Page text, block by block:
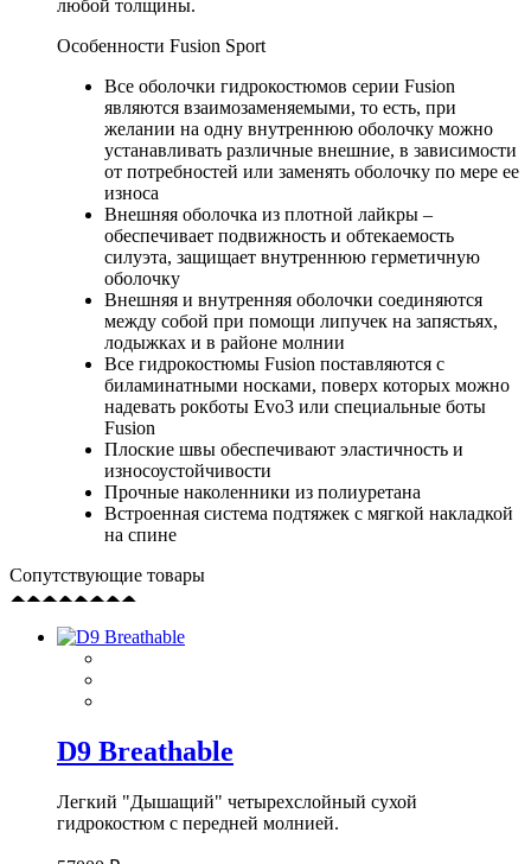
любой толщины.
Особенности Fusion Sport
Все оболочки гидрокостюмов серии Fusion
являются взаимозаменяемыми, то есть, при
желании на одну внутреннюю оболочку можно
устанавливать различные внешние, в зависимости
от потребностей или заменять оболочку по мере ее
износа
Внешняя оболочка из плотной лайкры –
обеспечивает подвижность и обтекаемость
силуэта, защищает внутреннюю герметичную
оболочку
Внешняя и внутренняя оболочки соединяются
между собой при помощи липучек на запястьях,
лодыжках и в районе молнии
Все гидрокостюмы Fusion поставляются с
биламинатными носками, поверх которых можно
надевать рокботы Evo3 или специальные боты
Fusion
Плоские швы обеспечивают эластичность и
износоустойчивости
Прочные наколенники из полиуретана
Встроенная система подтяжек с мягкой накладкой
на спине
Сопутствующие товары
D9 Breathable
Легкий "Дышащий" четырехслойный сухой
гидрокостюм с передней молнией.